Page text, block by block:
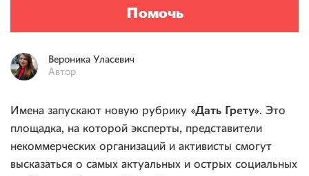
Помочь
Вероника Уласевич
Автор
Имена запускают новую рубрику «Дать Грету». Это
площадка, на которой эксперты, представители
некоммерческих организаций и активисты смогут
высказаться о самых актуальных и острых социальных